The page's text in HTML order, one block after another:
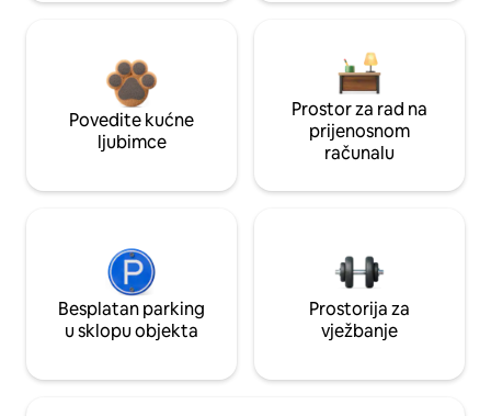
Povedite kućne
ljubimce
Prostor za rad na
prijenosnom
računalu
Besplatan parking
u sklopu objekta
Prostorija za
vježbanje